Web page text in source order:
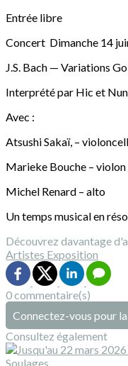
Entrée libre
Concert Dimanche 14
J.S. Bach — Variations
Interprété par Hic et
Avec :
Atsushi Sakaï, –
Marieke Bouche – violon
Michel Renard – alto
Un temps musical en
Découvrez davantage
Artistes Exposition
0 commentaire(s)
Connectez-vous pour
Consultez également